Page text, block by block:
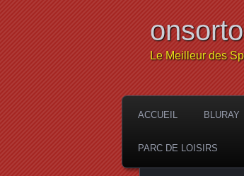
Le Meilleur des
ACCUEIL BLURAY
PARC DE LOISIRS